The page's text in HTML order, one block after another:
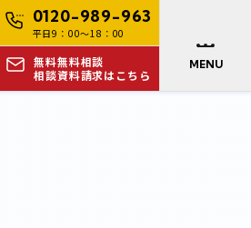
0120-989-963
平日9：00～18：00
無料
相談
無料相談
資料請求はこちら
MENU